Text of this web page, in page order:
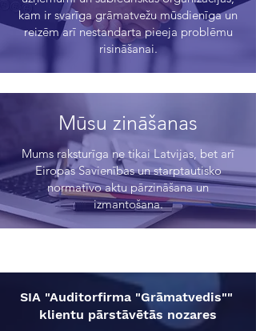
kam ir svarīga grāmatvežu mūsdienīga un
reizēm arī nestandarta pieeja problēmu
risināšanai.
Mūsu zināšanas
Mums raksturīga ne tikai Latvijas, bet arī
Eiropas Savienības un starptautisko
normatīvo aktu pārzināšana un
izmantošana.
SIA "Auditorfirma "Grāmatvedis""
klientu pārstāvētās nozares